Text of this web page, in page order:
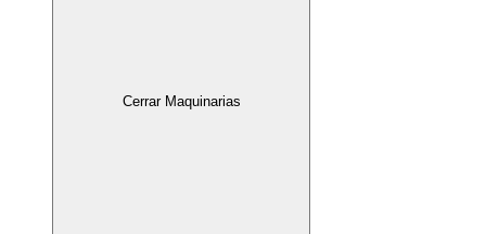
Cerrar Maquinarias